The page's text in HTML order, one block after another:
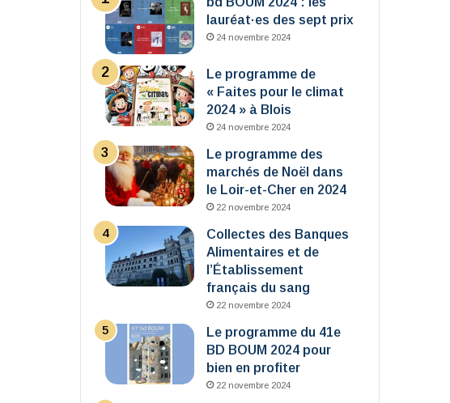
lauréat·es des sept prix
24 novembre 2024
Le programme de
« Faites pour le climat
2024 » à Blois
24 novembre 2024
Le programme des
marchés de Noël dans
le Loir-et-Cher en 2024
22 novembre 2024
Collectes des Banques
Alimentaires et de
l’Établissement
français du sang
22 novembre 2024
Le programme du 41e
BD BOUM 2024 pour
bien en profiter
22 novembre 2024